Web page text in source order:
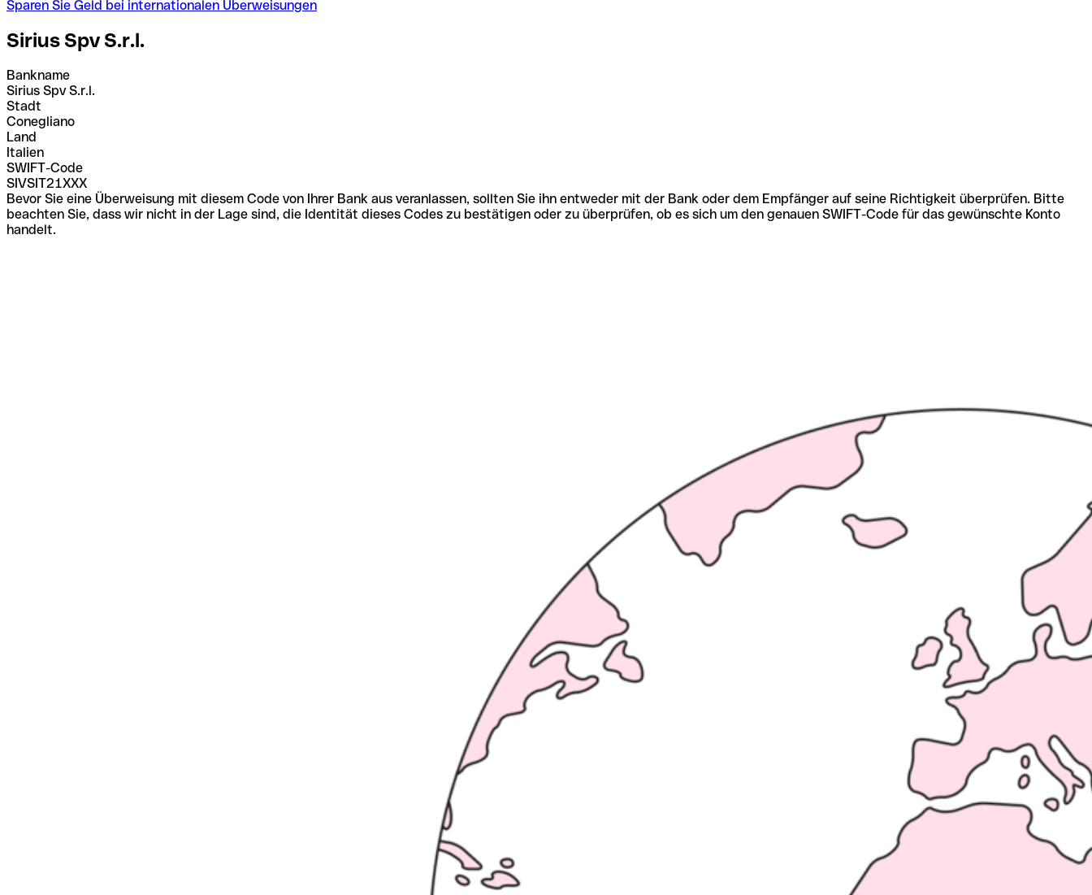
Sparen Sie Geld bei internationalen Überweisungen
Sirius Spv S.r.l.
Bankname
Sirius Spv S.r.l.
Stadt
Conegliano
Land
Italien
SWIFT-Code
SIVSIT21XXX
Bevor Sie eine Überweisung mit diesem Code von Ihrer Bank aus veranlassen, sollten Sie ihn entweder mit der Bank oder dem Empfänger auf seine Richtigkeit überprüfen. Bitte
beachten Sie, dass wir nicht in der Lage sind, die Identität dieses Codes zu bestätigen oder zu überprüfen, ob es sich um den genauen SWIFT-Code für das gewünschte Konto
handelt.